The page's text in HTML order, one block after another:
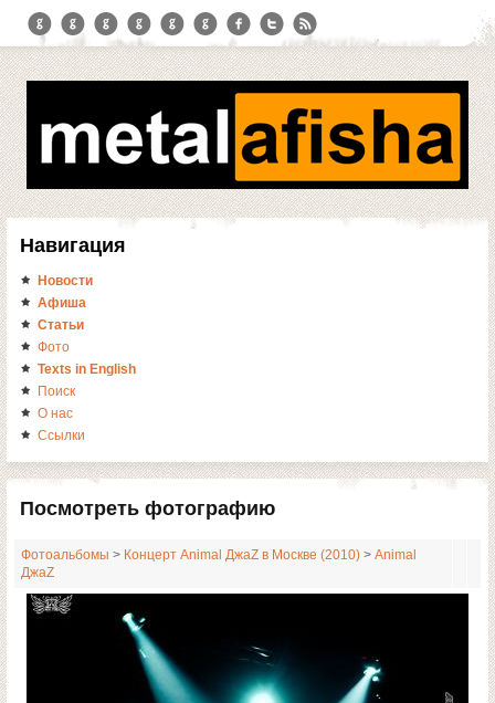
Навигация
Новости
Афиша
Статьи
Фото
Texts in English
Поиск
О нас
Ссылки
Посмотреть фотографию
Фотоальбомы > Концерт Animal ДжаZ в Москве (2010) > Animal
ДжаZ